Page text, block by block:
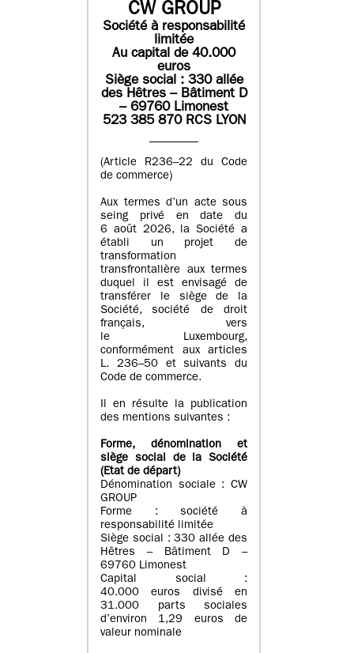
CW GROUP
Société à responsabilité
limitée
Au capital de 40.000
euros
Siège social : 330 allée
des Hêtres – Bâtiment D
– 69760 Limonest
523 385 870 RCS LYON
(Article R236–22 du Code
de commerce)
Aux termes d’un acte sous
seing privé en date du
6 août 2026, la Société a
établi un projet de
transformation
transfrontalière aux termes
duquel il est envisagé de
transférer le siège de la
Société, société de droit
français, vers
le Luxembourg,
conformément aux articles
L. 236–50 et suivants du
Code de commerce.
Il en résulte la publication
des mentions suivantes :
Forme, dénomination et
siège social de la Société
(Etatde départ)
Dénomination sociale : CW
GROUP
Forme : société à
responsabilité limitée
Siège social : 330 allée des
Hêtres – Bâtiment D –
69760 Limonest
Capital social :
40.000 euros divisé en
31.000 parts sociales
d’environ 1,29 euros de
valeur nominale